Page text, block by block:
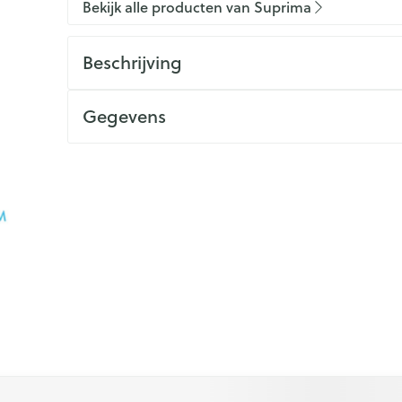
Bekijk alle producten van Suprima
Beschrijving
Gegevens